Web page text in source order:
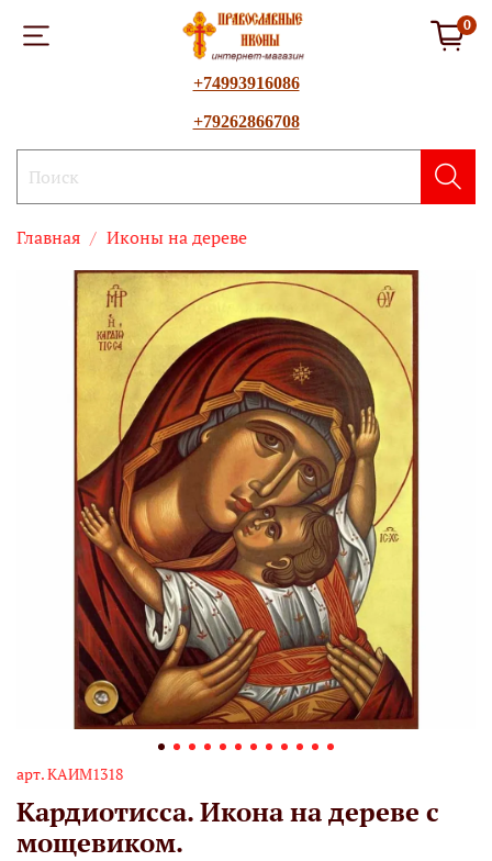
0
+74993916086
+79262866708
Главная Иконы на дереве
арт.КАИМ1318
Кардиотисса. Икона на дереве с
мощевиком.